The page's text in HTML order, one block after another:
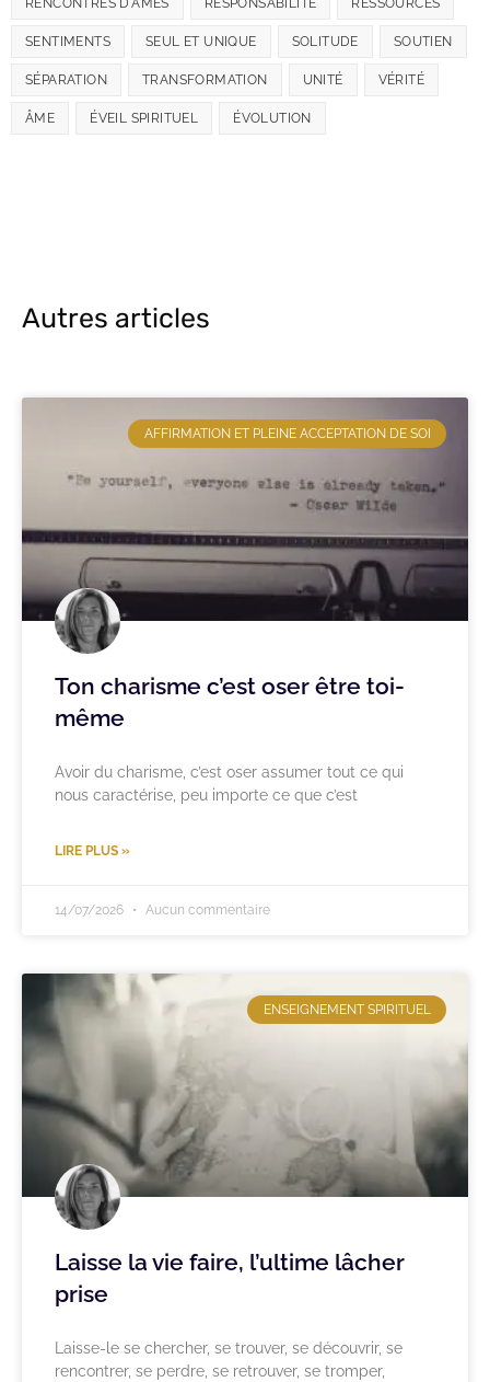
RENCONTRES D'ÂMES RESPONSABILITÉ RESSOURCES
SENTIMENTS SEUL ET UNIQUE SOLITUDE SOUTIEN
SÉPARATION TRANSFORMATION UNITÉ VÉRITÉ
ÂME ÉVEIL SPIRITUEL ÉVOLUTION
Autres articles
AFFIRMATION ET PLEINE ACCEPTATION DE SOI
Ton charisme c’est oser être toi-
même
Avoir du charisme, c’est oser assumer tout ce qui
nous caractérise, peu importe ce que c’est
LIRE PLUS »
14/07/2026 Aucun commentaire
ENSEIGNEMENT SPIRITUEL
Laisse la vie faire, l’ultime lâcher
prise
Laisse-le se chercher, se trouver, se découvrir, se
rencontrer, se perdre, se retrouver, se tromper,